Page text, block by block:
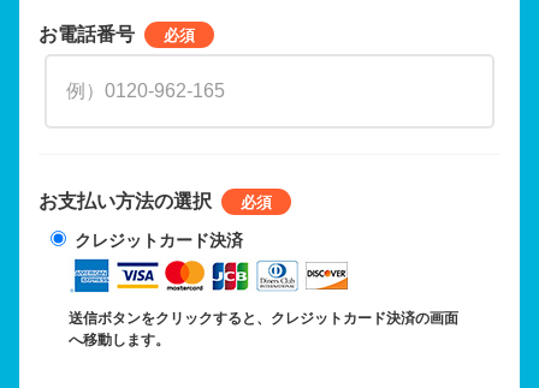
お電話番号
お支払い方法の選択
クレジットカード決済
送信ボタンをクリックすると、クレジットカード決済の画面
へ移動します。